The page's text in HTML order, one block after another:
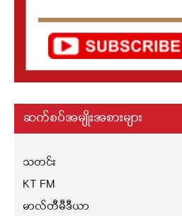
ဆက်စပ်အမျိုးအစားများ
သတင်း
KT FM
မာလ်တီမီဒီယာ